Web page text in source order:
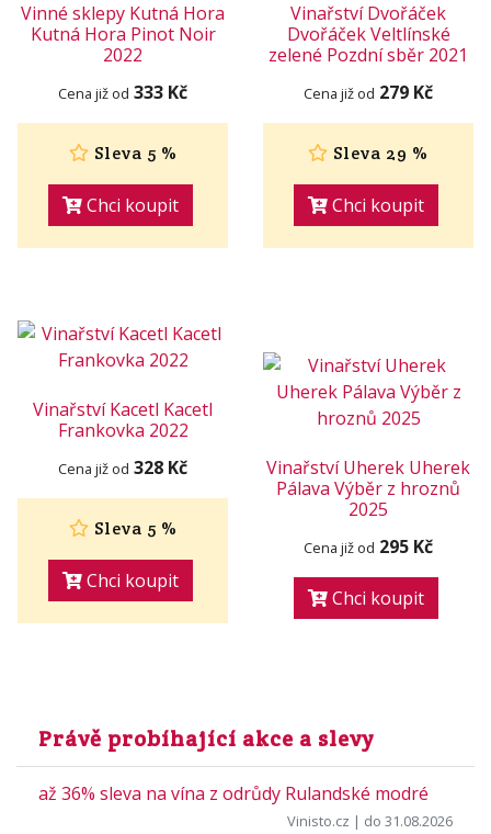
Vinné sklepy Kutná Hora
Kutná Hora Pinot Noir
2022
Cena již od 333 Kč
Sleva 5 %
Chci koupit
Vinařství Dvořáček
Dvořáček Veltlínské
zelené Pozdní sběr 2021
Cena již od 279 Kč
Sleva 29 %
Chci koupit
Vinařství Kacetl Kacetl
Frankovka 2022
Cena již od 328 Kč
Sleva 5 %
Chci koupit
Vinařství Uherek Uherek
Pálava Výběr z hroznů
2025
Cena již od 295 Kč
Chci koupit
Právě probíhající akce a slevy
až 36% sleva na vína z odrůdy Rulandské modré
Vinisto.cz | do 31.08.2026